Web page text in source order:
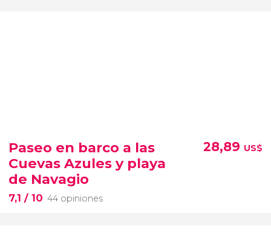
Paseo en barco a las
Cuevas Azules y playa
de Navagio
7,1 / 10 44 opiniones
28,89 US$